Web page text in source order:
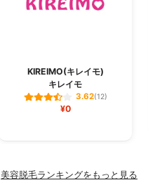
KIREIMO(キレイモ)
キレイモ
3.62(12)
¥0
美容脱毛ランキングをもっと見る